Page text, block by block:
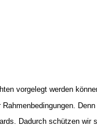
vorgelegt werden
Dadurch schützen